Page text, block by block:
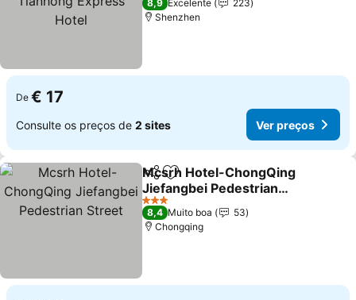
8,9 Excelente
223
Shenzhen
De € 17
Consulte os preços de 2 sites Ver preços
PartilharAdicionar aos favoritos
Mcsrh Hotel-ChongQing
Jiefangbei Pedestrian
Street
3 Estrelas
8,4 Muito boa
53
Chongqing